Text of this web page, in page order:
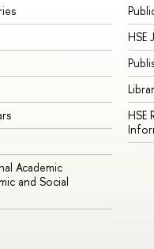
Academic
and Social
HSE
HSE